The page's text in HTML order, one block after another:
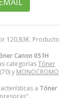
120,83€. Producto
Canon 051H
categoríasTóner
(70) y MONOCROMO
a Tóner